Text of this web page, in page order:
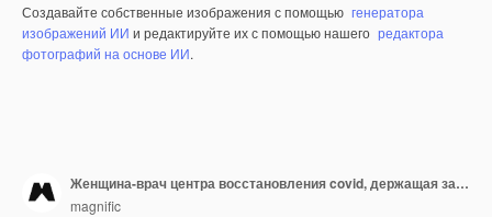
Создавайте собственные изображения с помощью генератора
изображений ИИ и редактируйте их с помощью нашего редактора
фотографий на основе ИИ.
Женщина-врач центра восстановления covid, держащая за руки пожилого пациента
magnific